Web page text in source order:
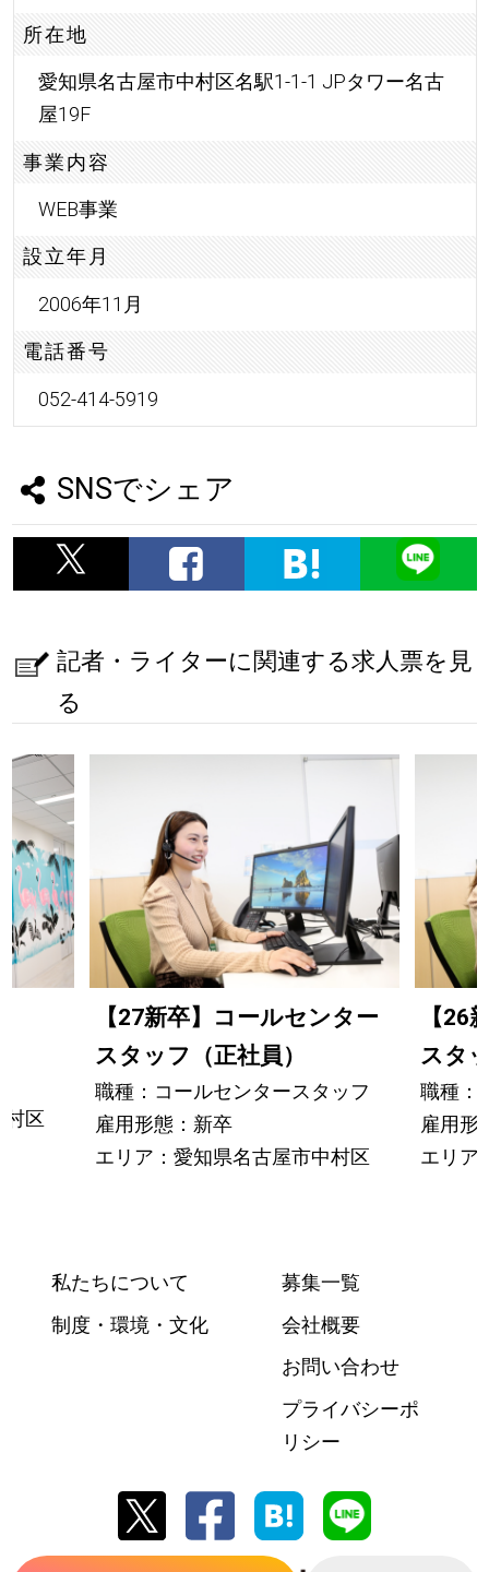
所在地
愛知県名古屋市中村区名駅1-1-1 JPタワー名古
屋19F
事業内容
WEB事業
設立年月
2006年11月
電話番号
052-414-5919
SNSでシェア
記者・ライターに関連する求人票を見
る
村区
【27新卒】コールセンター
スタッフ（正社員）
職種：コールセンタースタッフ
雇用形態：新卒
エリア：愛知県名古屋市中村区
【26
スタ
職種：
雇用形
エリア
私たちについて
制度・環境・文化
募集一覧
会社概要
お問い合わせ
プライバシーポ
リシー